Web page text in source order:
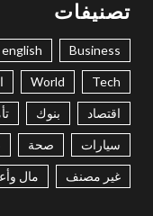
تصنيفات
Business
english
Tech
World
اقتصاد بنوك
سيارات صحة
غير مصنف مال